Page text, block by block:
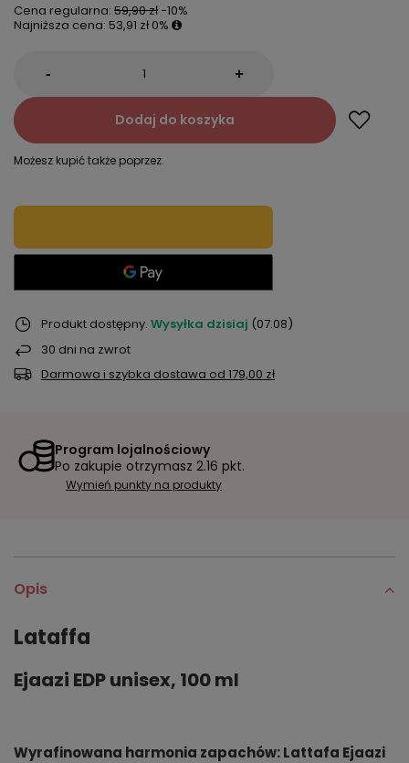
Cena regularna: 59,90 zł-10%
Najniższa cena: 53,91 zł 0%
- +
Dodaj do koszyka
Możesz kupić także poprzez:
Produkt dostępny Wysyłka dzisiaj (07.08)
30 dni na zwrot
Darmowa i szybka dostawa od 179,00 zł
Program lojalnościowy
Po zakupie otrzymasz 2.16 pkt.
Wymień punkty na produkty
Opis
Lataffa
Ejaazi EDP unisex, 100 ml
Wyrafinowana harmonia zapachów: Lattafa Ejaazi